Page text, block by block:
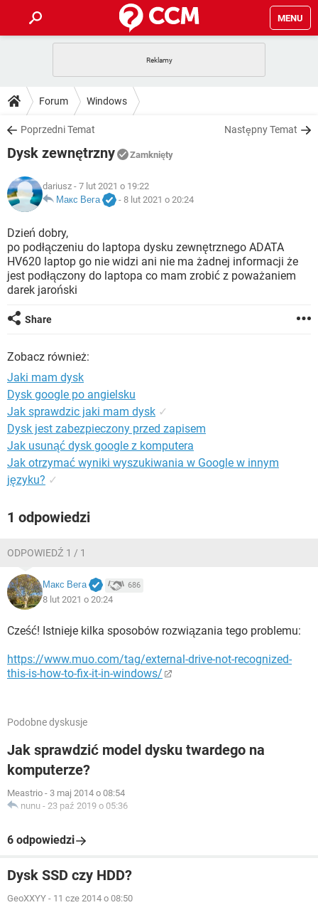
MENU
GRY
SPOTIFY
INSTAGRAM FACEBOOK
WINDOWS 10
PORADY
PlayStation
INSTAGRAM
WINDOWS 10
DO POBRANIA
ANDROID TIKTOK
GRY
IOS NETFLIX
INSTAGRAM
WINDOWS 10
FORUM
COVID-19
GRY
SPOTIFY
INSTAGRAM FACEBOOK
WINDOWS 10
ARTYKUŁY
COVID-19
GRY WHATSAPP
SPOTIFY NETFLIX
INSTAGRAM
WINDOWS 10
Forum Windows
Poprzedni Temat Następny Temat
Dysk zewnętrzny Zamknięty
dariusz - 7 lut 2021 o 19:22
Макс Вега
- 8 lut 2021 o 20:24
Dzień dobry,
po podłączeniu do laptopa dysku zewnętrznego ADATA
HV620 laptop go nie widzi ani nie ma żadnej informacji że
jest podłączony do laptopa co mam zrobić z poważaniem
darek jaroński
Share
Zobacz również:
Jaki mam dysk
Dysk google po angielsku
Jak sprawdzic jaki mam dysk ✓
Dysk jest zabezpieczony przed zapisem
Jak usunąć dysk google z komputera
Jak otrzymać wyniki wyszukiwania w Google w innym
języku? ✓
1 odpowiedzi
ODPOWIEDŹ 1 / 1
Макс Вега 686
8 lut 2021 o 20:24
Cześć! Istnieje kilka sposobów rozwiązania tego problemu:
https://www.muo.com/tag/external-drive-not-recognized-
this-is-how-to-fix-it-in-windows/
Podobne dyskusje
Jak sprawdzić model dysku twardego na
komputerze?
Meastrio - 3 maj 2014 o 08:54
nunu - 23 paź 2019 o 05:36
6 odpowiedzi
Dysk SSD czy HDD?
GeoXXYY - 11 cze 2014 o 08:50